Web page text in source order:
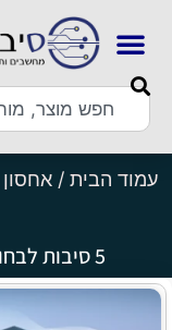
עמוד הבית /אחסון
5 סיבות לבחור בשירותי גיבוי בענן של סיבים